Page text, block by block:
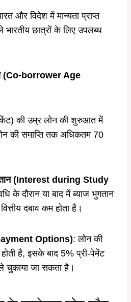
और विदेश में मान्यता प्राप्त
भारतीय छात्रों के लिए उपलब्ध
(Co-borrower Age
की उम्र लोन की शुरुआत में
की समाप्ति तक अधिकतम 70
(Interest during Study
के दौरान या बाद में ब्याज भुगतान
दबाव कम होता है।
Options): लोन की
है, इसके बाद 5% प्री-पेमेंट
चुकाया जा सकता है।